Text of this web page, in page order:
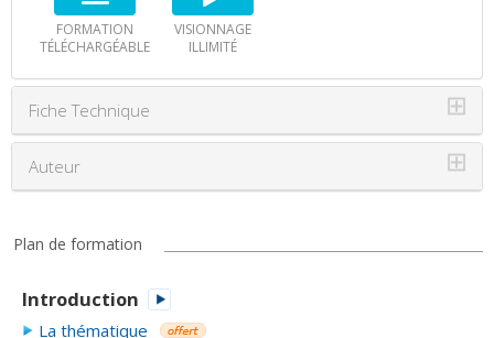
FORMATION
TÉLÉCHARGÉABLE
VISIONNAGE
ILLIMITÉ
⊞
Fiche Technique
⊞
Auteur
Plan de formation
Introduction
La thématique